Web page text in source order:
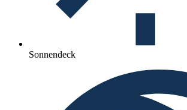
Sonnendeck